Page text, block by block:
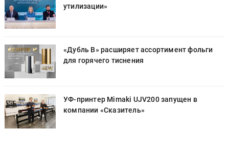
утилизации»
«Дубль В» расширяет ассортимент фольги
для горячего тиснения
УФ-принтер Mimaki UJV200 запущен в
компании «Сказитель»